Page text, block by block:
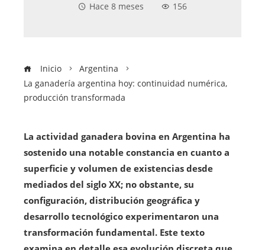
Hace 8 meses
156
Inicio
Argentina
La ganadería argentina hoy: continuidad numérica,
producción transformada
La actividad ganadera bovina en Argentina ha
sostenido una notable constancia en cuanto a
superficie y volumen de existencias desde
mediados del siglo XX; no obstante, su
configuración, distribución geográfica y
desarrollo tecnológico experimentaron una
transformación fundamental. Este texto